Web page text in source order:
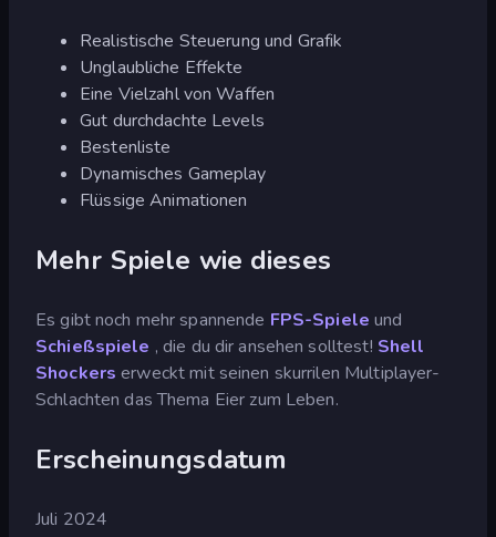
Realistische Steuerung und Grafik
Unglaubliche Effekte
Eine Vielzahl von Waffen
Gut durchdachte Levels
Bestenliste
Dynamisches Gameplay
Flüssige Animationen
Mehr Spiele wie dieses
Es gibt noch mehr spannende FPS-Spiele und
Schießspiele , die du dir ansehen solltest! Shell
Shockers erweckt mit seinen skurrilen Multiplayer-
Schlachten das Thema Eier zum Leben.
Erscheinungsdatum
Juli 2024